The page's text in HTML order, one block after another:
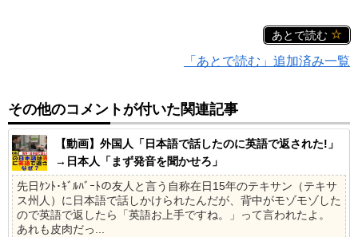
あとで読む
「あとで読む」追加済み一覧
その他のコメントが付いた関連記事
【動画】外国人「日本語で話したのに英語で返された!」
→日本人「まず発音を聞かせろ」
先日ｹﾝﾄ･ｷﾞﾙﾊﾞｰﾄの友人と言う自称在日15年のテキサン（テキサ
ス州人）に日本語で話しかけられたんだが、背中がモゾモゾした
ので英語で返したら「英語お上手ですね。」って言われたよ。
あれも皮肉だっ...